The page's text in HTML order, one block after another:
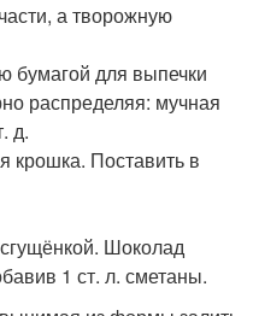
а творожную
бумагой для выпечки
распределяя: мучная
д.
крошка. Поставить в
Шоколад
1 ст. л. сметаны.